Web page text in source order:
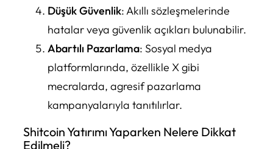
Düşük Güvenlik: Akıllı sözleşmelerinde
hatalar veya güvenlik açıkları bulunabilir.
Abartılı Pazarlama: Sosyal medya
platformlarında, özellikle X gibi
mecralarda, agresif pazarlama
kampanyalarıyla tanıtılırlar.
Shitcoin Yatırımı Yaparken Nelere Dikkat
Edilmeli?